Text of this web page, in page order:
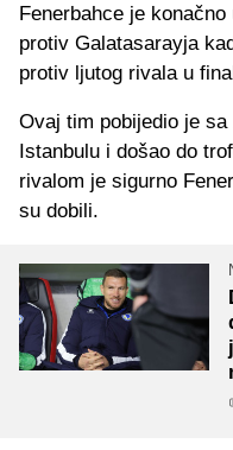
Fenerbahce je
protiv Galatasarayja
protiv ljutog rivala u
Ovaj tim pobijedio je
Istanbulu i došao do
rivalom je sigurno
su dobili.